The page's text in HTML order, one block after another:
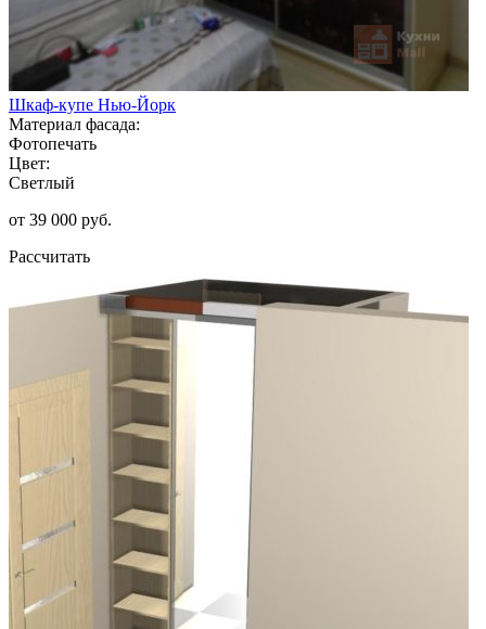
Шкаф-купе Нью-Йорк
Материал фасада:
Фотопечать
Цвет:
Светлый
от 39 000 руб.
Рассчитать